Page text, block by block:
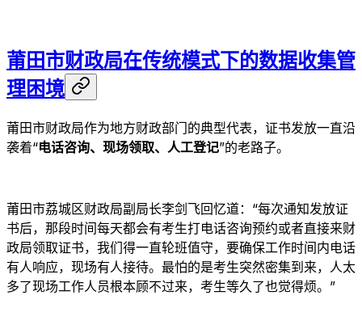
莆田市财政局在传统模式下的数据收集管
理困境
莆田市财政局作为地方财政部门的典型代表，证书发放一直沿
袭着“电话咨询、现场领取、人工登记”的老路子。
莆田市荔城区财政局副局长李剑飞回忆道：“每次通知发放证
书后，那段时间每天都会有考生打电话咨询预约或者直接来财
政局领取证书，我们得一直轮班值守，要确保工作时间内电话
有人响应，现场有人接待。最怕的是考生突然密集到来，人太
多了现场工作人员根本顾不过来，考生等久了也觉得烦。”